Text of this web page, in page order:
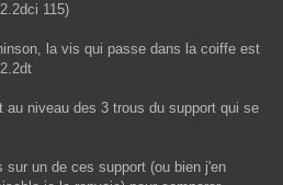
115)
la vis qui passe dans la coiffe est
au niveau des 3 trous du support qui se
sur un de ces support (ou bien j'en